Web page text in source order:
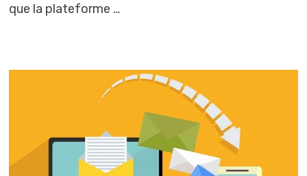
que la plateforme …